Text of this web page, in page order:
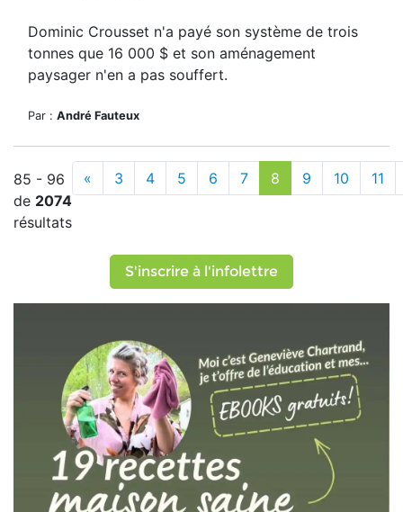
Dominic Crousset n'a payé son système de trois
tonnes que 16 000 $ et son aménagement
paysager n'en a pas souffert.
Par : André Fauteux
85 - 96
de 2074
résultats
« 3 4 5 6 7 8 9 10 11
S'inscrire à l'infolettre